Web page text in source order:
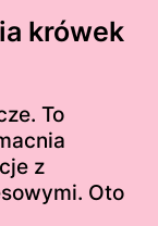
krówek
To
z
Oto